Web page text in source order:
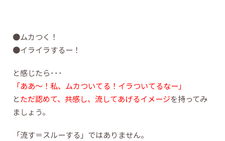
●ムカつく！
●イライラするー！
と感じたら･･･
「ああ～！私、ムカついてる！イラついてるなー」
とただ認めて、共感し、流してあげるイメージを持ってみ
ましょう。
「流す＝スルーする」ではありません。